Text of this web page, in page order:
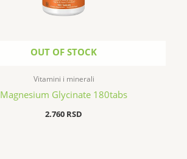
OUT OF STOCK
Vitamini i minerali
Magnesium Glycinate 180tabs
2.760 RSD